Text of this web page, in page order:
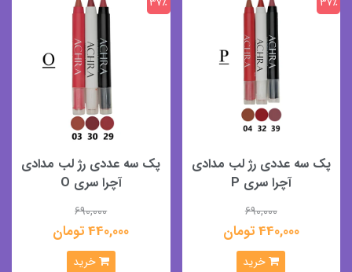
پک سه عددی رژ لب مدادی
آچرا سری P
690,000
440,000 تومان
خرید
پک سه عددی رژ لب مدادی
آچرا سری O
690,000
440,000 تومان
خرید